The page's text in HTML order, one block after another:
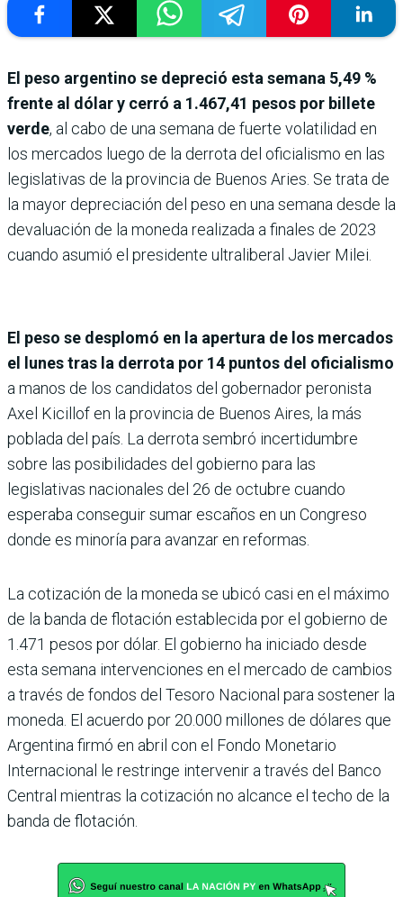
El peso argentino se depreció esta semana 5,49 %
frente al dólar y cerró a 1.467,41 pesos por billete
verde, al cabo de una semana de fuerte volatilidad en
los mercados luego de la derrota del oficialismo en las
legislativas de la provincia de Buenos Aries. Se trata de
la mayor depreciación del peso en una semana desde la
devaluación de la moneda realizada a finales de 2023
cuando asumió el presidente ultraliberal Javier Milei.
El peso se desplomó en la apertura de los mercados
el lunes tras la derrota por 14 puntos del oficialismo
a manos de los candidatos del gobernador peronista
Axel Kicillof en la provincia de Buenos Aires, la más
poblada del país. La derrota sembró incertidumbre
sobre las posibilidades del gobierno para las
legislativas nacionales del 26 de octubre cuando
esperaba conseguir sumar escaños en un Congreso
donde es minoría para avanzar en reformas.
La cotización de la moneda se ubicó casi en el máximo
de la banda de flotación establecida por el gobierno de
1.471 pesos por dólar. El gobierno ha iniciado desde
esta semana intervenciones en el mercado de cambios
a través de fondos del Tesoro Nacional para sostener la
moneda. El acuerdo por 20.000 millones de dólares que
Argentina firmó en abril con el Fondo Monetario
Internacional le restringe intervenir a través del Banco
Central mientras la cotización no alcance el techo de la
banda de flotación.